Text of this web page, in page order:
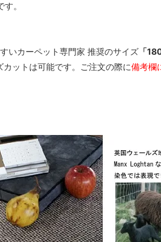
。
いカーペット専門家 推奨のサイズ 「
ットは可能です。ご注文の際に備考欄